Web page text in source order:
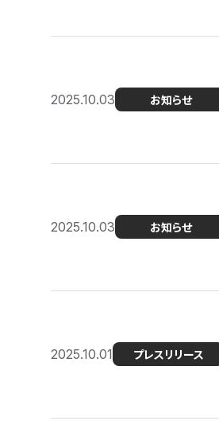
2025.10.03 お知らせ
2025.10.03 お知らせ
2025.10.01 プレスリリース